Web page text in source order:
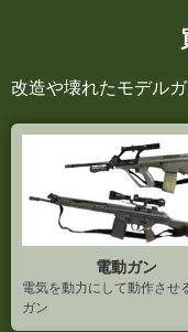
改造や壊れたモデル
電動ガン
電気を動力にして動作させ
ガン